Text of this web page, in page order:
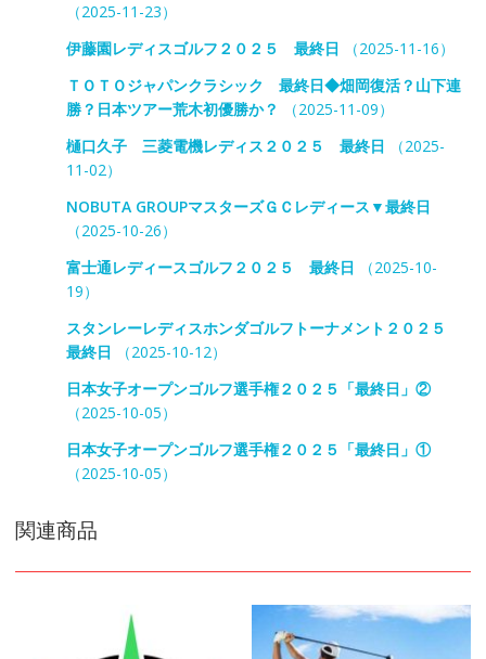
（2025-11-23）
伊藤園レディスゴルフ２０２５ 最終日 （2025-11-16）
ＴＯＴＯジャパンクラシック 最終日◆畑岡復活？山下連
勝？日本ツアー荒木初優勝か？
（2025-11-09）
樋口久子 三菱電機レディス２０２５ 最終日 （2025-
11-02）
NOBUTA GROUPマスターズＧＣレディース▼最終日
（2025-10-26）
富士通レディースゴルフ２０２５ 最終日 （2025-10-
19）
スタンレーレディスホンダゴルフトーナメント２０２５
最終日 （2025-10-12）
日本女子オープンゴルフ選手権２０２５「最終日」②
（2025-10-05）
日本女子オープンゴルフ選手権２０２５「最終日」①
（2025-10-05）
関連商品